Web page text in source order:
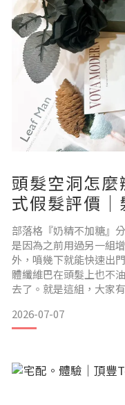
頭髮空洞怎
式假髮評價
實測分享
部落格『奶精不加糖』
是因為之前用過另一組
外，噴幾下就能快速出
體纖維巴在頭髮上也不
去了。就是這組，大家
髮，當然要馬上入手!!除
麼無敵組合~~不買睡不
2026-07-07